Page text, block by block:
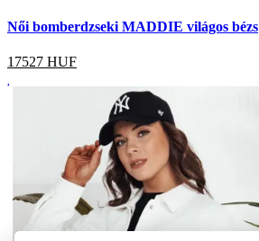
Női bomberdzseki MADDIE világos bézs
17527 HUF